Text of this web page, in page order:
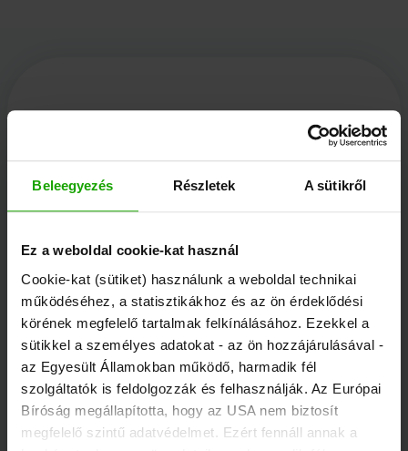
Beleegyezés Részletek A sütikről
Ez a weboldal cookie-kat használ
Cookie-kat (sütiket) használunk a weboldal technikai
működéséhez, a statisztikákhoz és az ön érdeklődési
körének megfelelő tartalmak felkínálásához. Ezekkel a
sütikkel a személyes adatokat - az ön hozzájárulásával -
az Egyesült Államokban működő, harmadik fél
szolgáltatók is feldolgozzák és felhasználják. Az Európai
Bíróság megállapította, hogy az USA nem biztosít
megfelelő szintű adatvédelmet. Ezért fennáll annak a
Völkermarkter Ring 21 - 23
9020 Klagenfurt
+43/463/3000
info@kaernten.at
Maradjon tájékozott!